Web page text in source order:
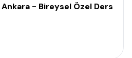
Ankara - Bireysel Özel Ders